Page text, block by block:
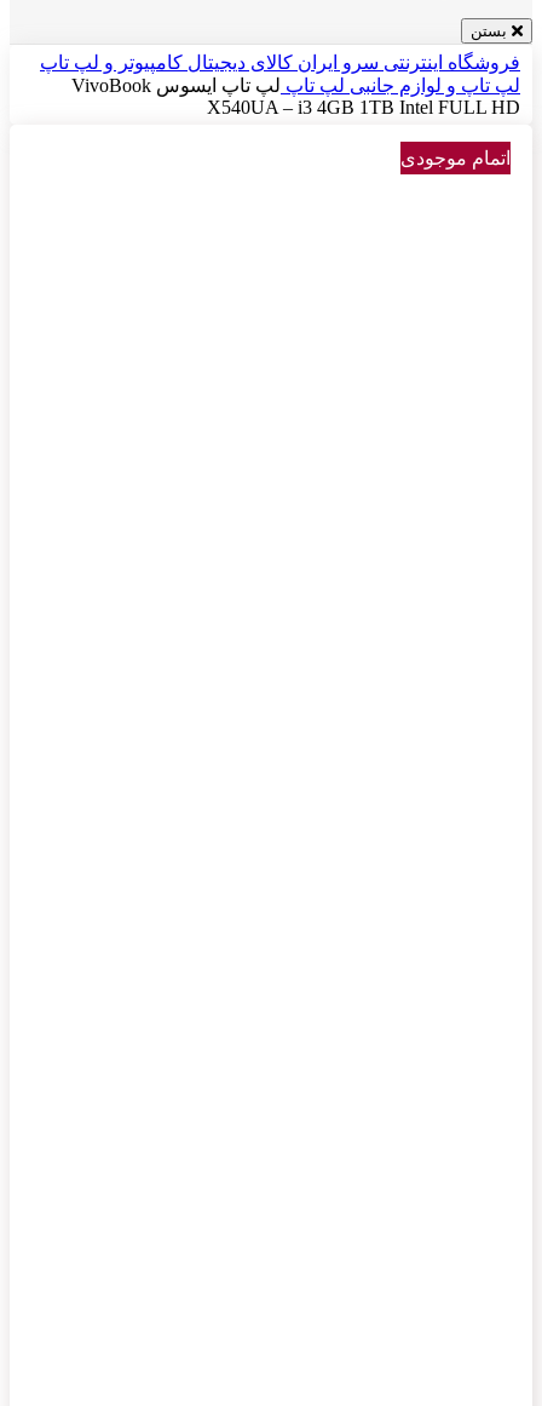
بستن
فروشگاه اینترنتی سرو ایران کالای دیجیتال کامپیوتر و لپ تاپ
لپ تاپ و لوازم جانبی لپ تاپ
لپ تاپ ایسوس VivoBook
X540UA – i3 4GB 1TB Intel FULL HD
اتمام موجودی